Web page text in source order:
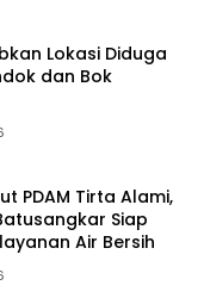
Lokasi Diduga
dan Bok
PDAM Tirta Alami,
Siap
Air Bersih